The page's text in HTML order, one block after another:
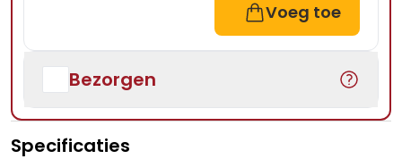
Voeg toe
Bezorgen
Specificaties